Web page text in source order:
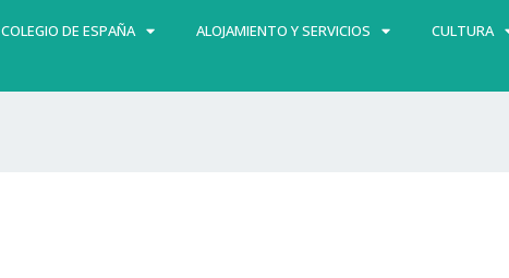
COLEGIO DE ESPAÑA ALOJAMIENTO Y SERVICIOS CULTURA